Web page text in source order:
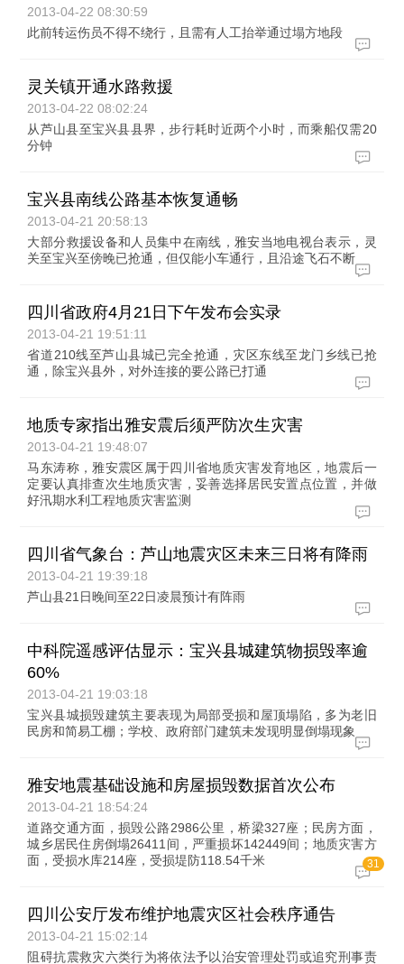
2013-04-22 08:30:59
此前转运伤员不得不绕行，且需有人工抬举通过塌方地段
灵关镇开通水路救援
2013-04-22 08:02:24
从芦山县至宝兴县县界，步行耗时近两个小时，而乘船仅需20
分钟
宝兴县南线公路基本恢复通畅
2013-04-21 20:58:13
大部分救援设备和人员集中在南线，雅安当地电视台表示，灵
关至宝兴至傍晚已抢通，但仅能小车通行，且沿途飞石不断
四川省政府4月21日下午发布会实录
2013-04-21 19:51:11
省道210线至芦山县城已完全抢通，灾区东线至龙门乡线已抢
通，除宝兴县外，对外连接的要公路已打通
地质专家指出雅安震后须严防次生灾害
2013-04-21 19:48:07
马东涛称，雅安震区属于四川省地质灾害发育地区，地震后一
定要认真排查次生地质灾害，妥善选择居民安置点位置，并做
好汛期水利工程地质灾害监测
四川省气象台：芦山地震灾区未来三日将有降雨
2013-04-21 19:39:18
芦山县21日晚间至22日凌晨预计有阵雨
中科院遥感评估显示：宝兴县城建筑物损毁率逾
60%
2013-04-21 19:03:18
宝兴县城损毁建筑主要表现为局部受损和屋顶塌陷，多为老旧
民房和简易工棚；学校、政府部门建筑未发现明显倒塌现象
雅安地震基础设施和房屋损毁数据首次公布
2013-04-21 18:54:24
道路交通方面，损毁公路2986公里，桥梁327座；民房方面，
城乡居民住房倒塌26411间，严重损坏142449间；地质灾害方
面，受损水库214座，受损堤防118.54千米
31
四川公安厅发布维护地震灾区社会秩序通告
2013-04-21 15:02:14
阻碍抗震救灾六类行为将依法予以治安管理处罚或追究刑事责